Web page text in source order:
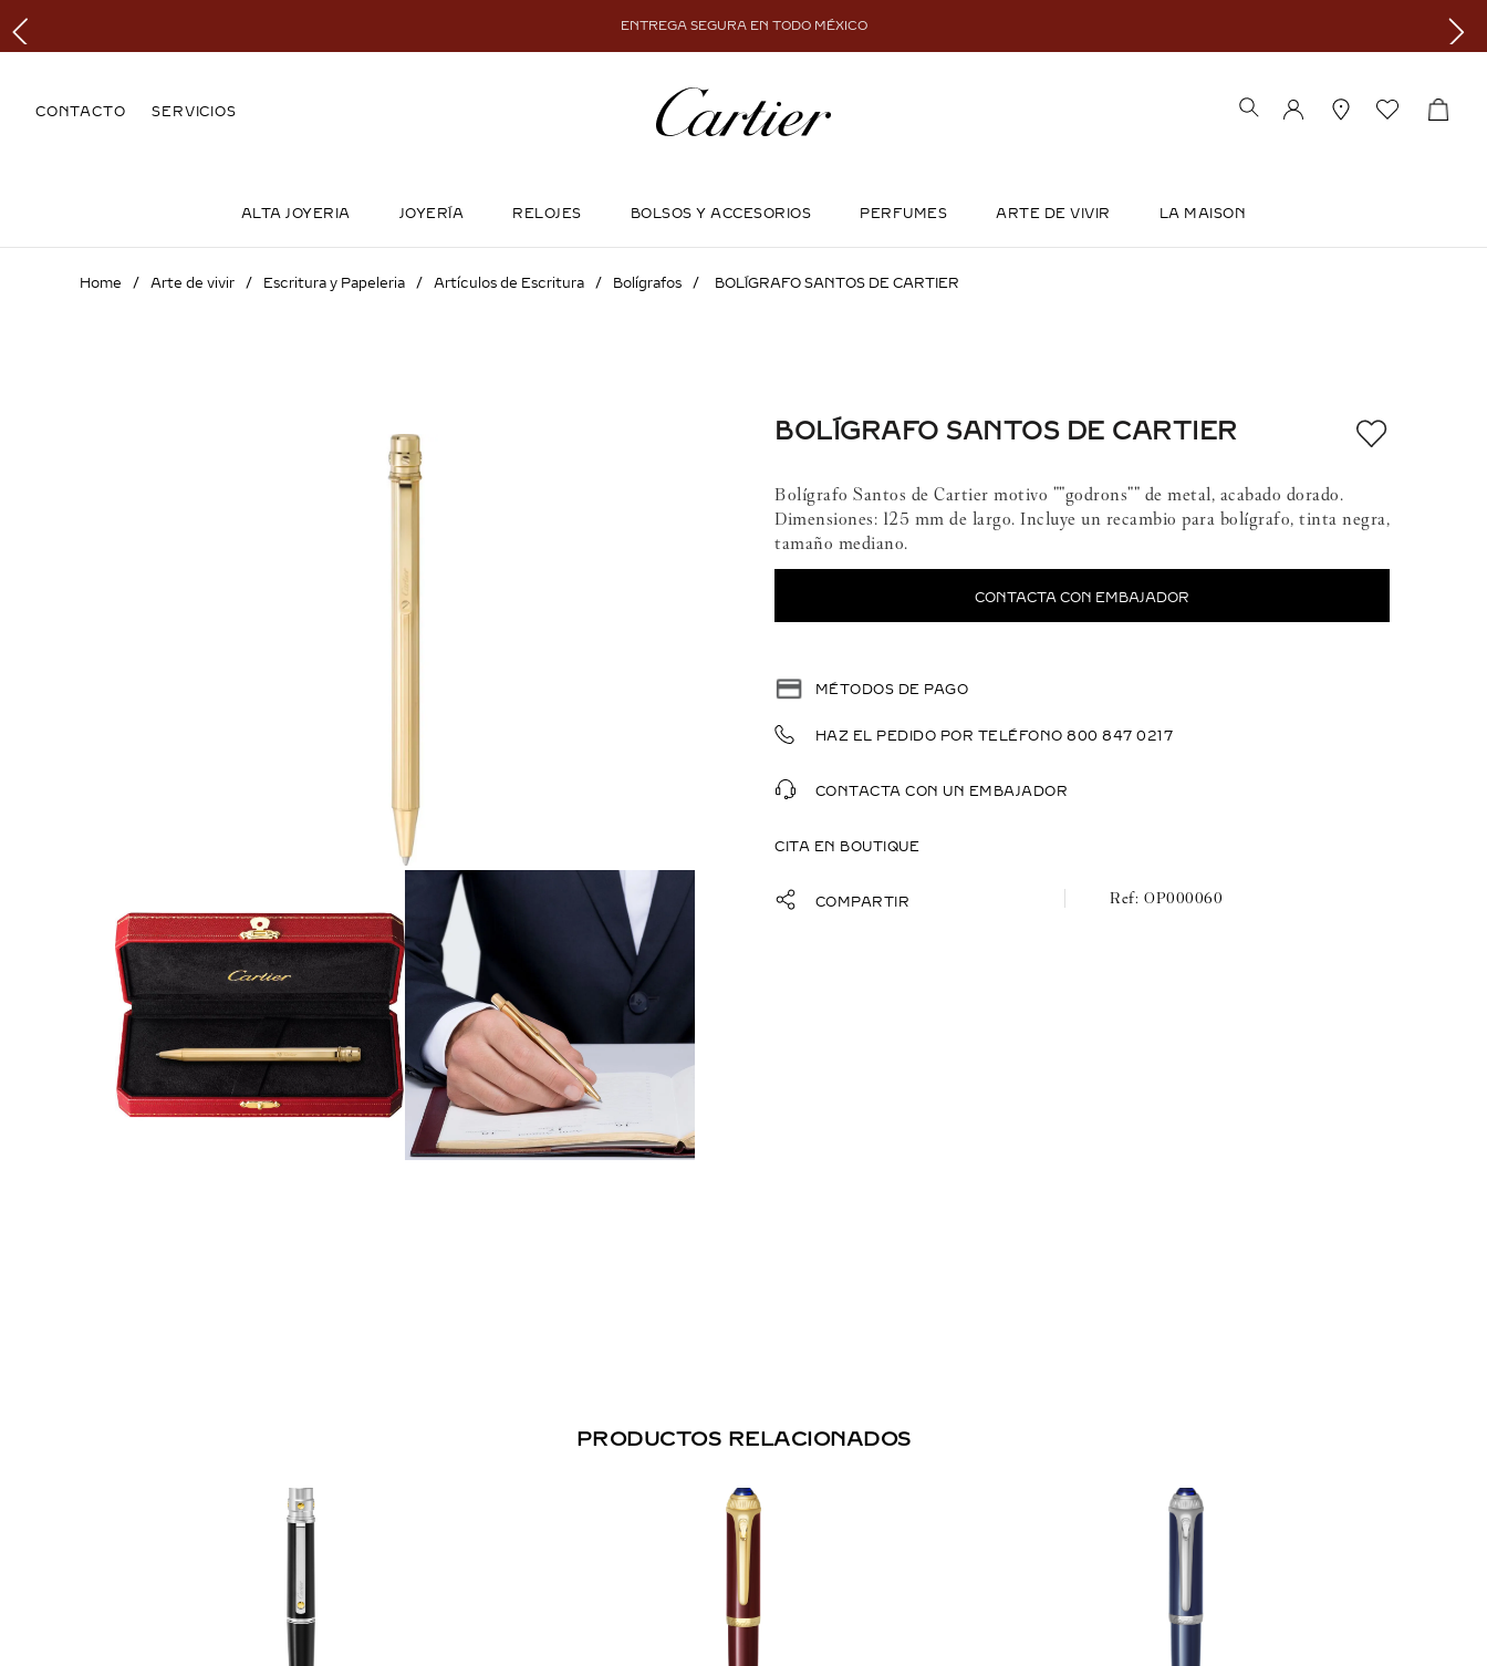
ENTREGA SEGURA EN TODO MÉXICO
CONTACTO SERVICIOS
ALTA JOYERIA JOYERÍA RELOJES BOLSOS Y ACCESORIOS PERFUMES ARTE DE VIVIR LA MAISON
Arte de vivir Escritura y Papeleria Artículos de Escritura Bolígrafos BOLÍGRAFO SANTOS DE CARTIER
BOLÍGRAFO SANTOS DE CARTIER
Bolígrafo Santos de Cartier motivo ""godrons"" de metal, acabado dorado.
Dimensiones: 125 mm de largo. Incluye un recambio para bolígrafo, tinta negra,
tamaño mediano.
CONTACTA CON EMBAJADOR
MÉTODOS DE PAGO
HAZ EL PEDIDO POR TELÉFONO 800 847 0217
CONTACTA CON UN EMBAJADOR
CITA EN BOUTIQUE
COMPARTIR OP000060
PRODUCTOS RELACIONADOS